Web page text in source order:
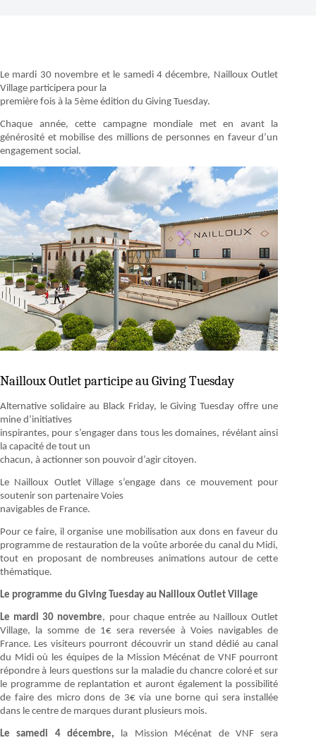
Le mardi 30 novembre et le samedi 4 décembre, Nailloux Outlet
Village participera pour la
première fois à la 5ème édition du Giving Tuesday.
Chaque année, cette campagne mondiale met en avant la
générosité et mobilise des millions de personnes en faveur d’un
engagement social.
Nailloux Outlet participe au Giving Tuesday
Alternative solidaire au Black Friday, le Giving Tuesday offre une
mine d’initiatives
inspirantes, pour s’engager dans tous les domaines, révélant ainsi
la capacité de tout un
chacun, à actionner son pouvoir d’agir citoyen.
Le Nailloux Outlet Village s’engage dans ce mouvement pour
soutenir son partenaire Voies
navigables de France.
Pour ce faire, il organise une mobilisation aux dons en faveur du
programme de restauration de la voûte arborée du canal du Midi,
tout en proposant de nombreuses animations autour de cette
thématique.
Le programme du Giving Tuesday au Nailloux Outlet Village
Le mardi 30 novembre, pour chaque entrée au Nailloux Outlet
Village, la somme de 1€ sera reversée à Voies navigables de
France. Les visiteurs pourront découvrir un stand dédié au canal
du Midi où les équipes de la Mission Mécénat de VNF pourront
répondre à leurs questions sur la maladie du chancre coloré et sur
le programme de replantation et auront également la possibilité
de faire des micro dons de 3€ via une borne qui sera installée
dans le centre de marques durant plusieurs mois.
Le samedi 4 décembre,
la Mission Mécénat de VNF sera